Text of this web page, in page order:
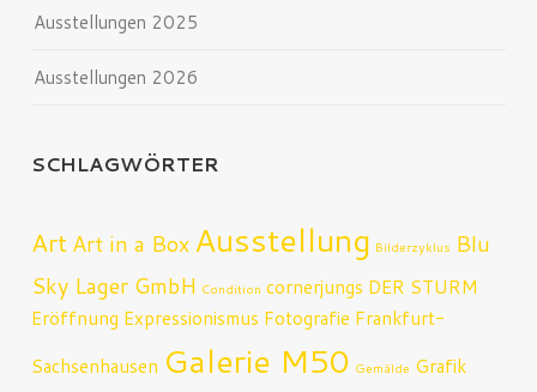
Ausstellungen 2025
Ausstellungen 2026
SCHLAGWÖRTER
ArtArt in a BoxAusstellung Bilderzyklus Blu
Sky Lager GmbH Condition cornerjungs DER STURM
Eröffnung Expressionismus Fotografie Frankfurt-
Sachsenhausen Galerie M50 Gemälde Grafik